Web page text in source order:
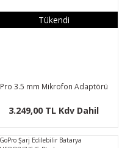
Tükendi
Pro 3.5 mm Mikrofon Adaptörü
3.249,00 TL Kdv Dahil